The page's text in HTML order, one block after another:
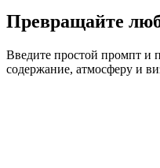
Превращайте
Введите простой промпт и
содержание, атмосферу и